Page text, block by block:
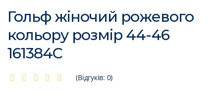
Гольф жіночий рожевого
кольору розмір 44-46
161384C
(Відгуків: 0)